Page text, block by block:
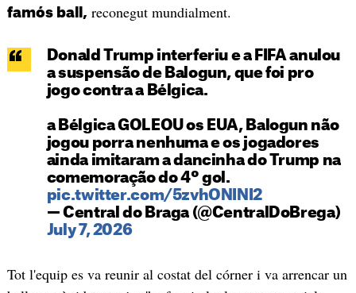
famós ball, reconegut mundialment.
Donald Trump interferiu e a FIFA anulou
a suspensão de Balogun, que foi pro
jogo contra a Bélgica.
a Bélgica GOLEOU os EUA, Balogun não
jogou porra nenhuma e os jogadores
ainda imitaram a dancinha do Trump na
comemoração do 4º gol.
pic.twitter.com/5zvhONINI2
— Central do Braga (@CentralDoBrega)
July 7, 2026
Tot l'equip es va reunir al costat del córner i va arrencar un